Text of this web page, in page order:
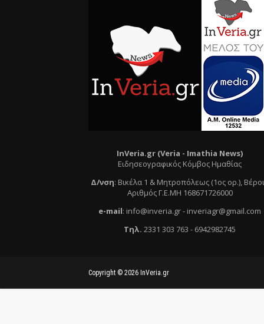
InVeria.gr (Veria - Ιmathia News)
Ειδησεογραφικός Κόμβος Ημαθίας
Δ/νση: Βικέλα 1 & Μητροπόλεως (1ος ορ.),
Αριθμός Γ.Ε.ΜΗ 168671726000
e-mail: info@inveria.gr- inveriagr@gmail.com
Τηλ. 2331 303 763 - 6942982745
Copyright © 2026 InVeria.gr